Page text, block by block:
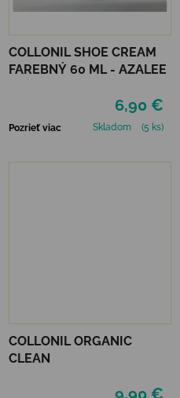
COLLONIL SHOE CREAM
FAREBNÝ 60 ML - AZALEE
6,90 €
Pozrieť viac Skladom (5 ks)
COLLONIL ORGANIC
CLEAN
9,90 €